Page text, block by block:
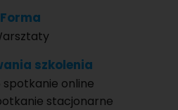
Forma
szkolenia
spotkanie online
stacjonarne